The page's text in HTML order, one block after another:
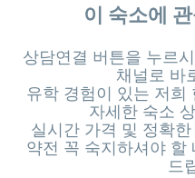
이 숙소에
상담연결 버튼을 누르
채널로 바
유학 경험이 있는 저희
자세한 숙소
실시간 가격 및 정확
약전 꼭 숙지하셔야 할
드